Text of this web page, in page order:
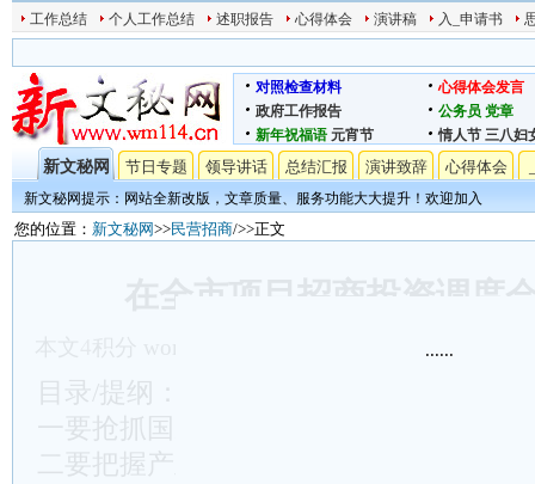
工作总结 个人工作总结 述职报告 心得体会 演讲稿 入_申请书
对照检查材料
心得体会发言
政府工作报告
公务员 党章
新年祝福语 元宵节 情人节 三八妇
新文秘网 节日专题 领导讲话 总结汇报 演讲致辞 心得体会
新文秘网提示：网站全新改版，文章质量、服务功能大大提升！欢迎加入
您的位置： 新文秘网>>民营招商/>>正文
目录/提纲：……
一要抢抓国家政策机遇谋划
二要把握产业发展动向谋划
......